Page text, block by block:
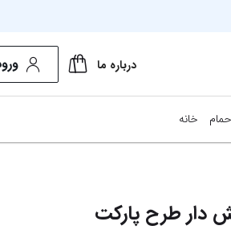
درباره ما
خانه
دار طرح پارکت